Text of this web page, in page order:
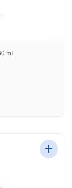
ml